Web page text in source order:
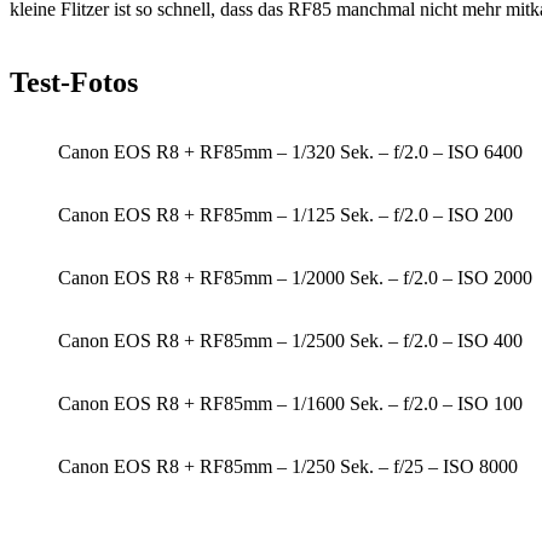
kleine Flitzer ist so schnell, dass das RF85 manchmal nicht mehr
Test-Fotos
Canon EOS R8 + RF85mm – 1/320 Sek. – f/2.0 – ISO 6400
Canon EOS R8 + RF85mm – 1/125 Sek. – f/2.0 – ISO 200
Canon EOS R8 + RF85mm – 1/2000 Sek. – f/2.0 – ISO 2000
Canon EOS R8 + RF85mm – 1/2500 Sek. – f/2.0 – ISO 400
Canon EOS R8 + RF85mm – 1/1600 Sek. – f/2.0 – ISO 100
Canon EOS R8 + RF85mm – 1/250 Sek. – f/25 – ISO 8000